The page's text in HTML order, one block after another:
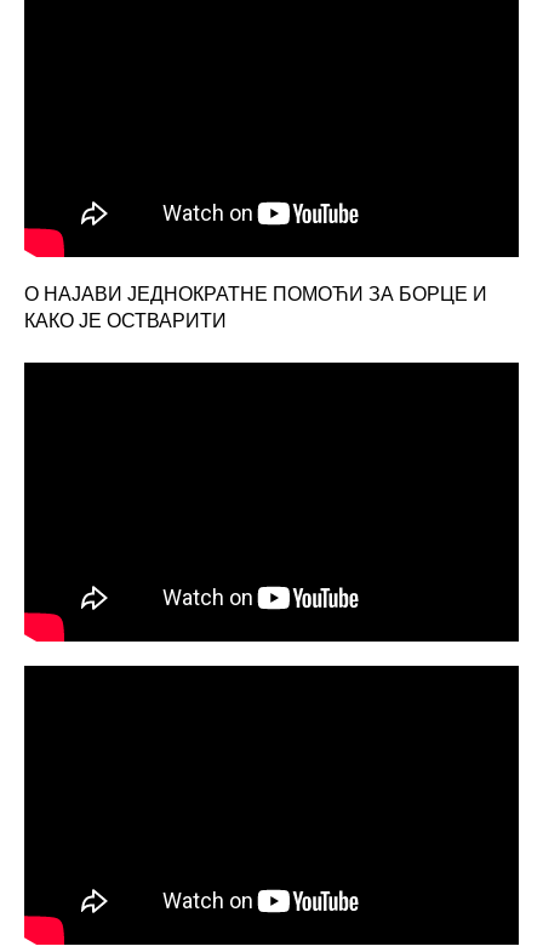
О НАЈАВИ ЈЕДНОКРАТНЕ ПОМОЋИ ЗА БОРЦЕ И
КАКО ЈЕ ОСТВАРИТИ